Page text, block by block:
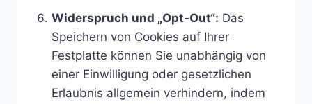
Widerspruch und „Opt-Out“: Das
Speichern von Cookies auf Ihrer
Festplatte können Sie unabhängig von
einer Einwilligung oder gesetzlichen
Erlaubnis allgemein verhindern, indem